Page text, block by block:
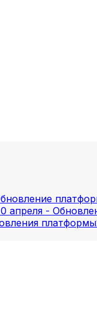
апреля -
платформы